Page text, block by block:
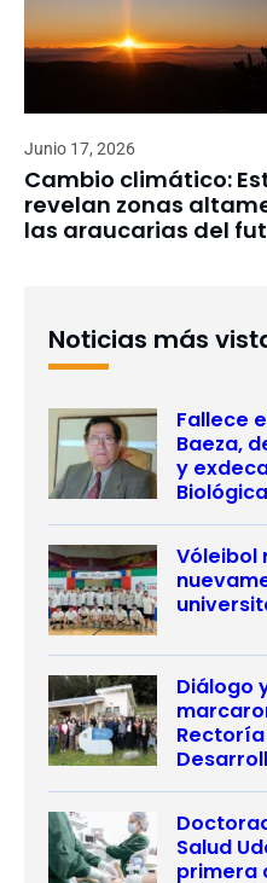
Junio 17, 2026
Cambio climático:
revelan zonas
las araucarias del
Noticias más
Fallece
Baeza,
y
Vóleibol
Diálogo
Salud
primera